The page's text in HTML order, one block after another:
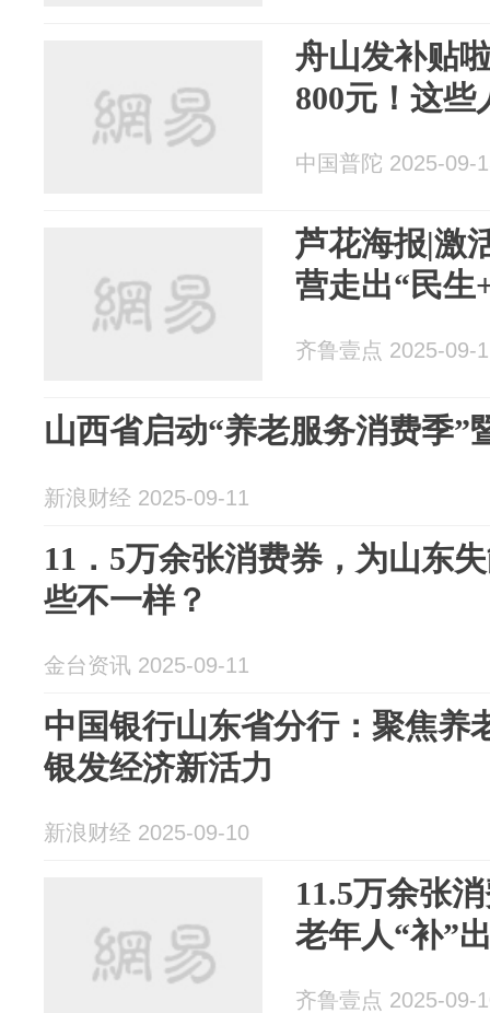
舟山发补贴
800元！这
中国普陀 2025-09-
芦花海报|激
营走出“民生
齐鲁壹点 2025-09-
山西省启动“养老服务消费季”
新浪财经 2025-09-11
11．5万余张消费券，为山东
些不一样？
金台资讯 2025-09-11
中国银行山东省分行：聚焦养
银发经济新活力
新浪财经 2025-09-10
11.5万余张
老年人“补”
齐鲁壹点 2025-09-